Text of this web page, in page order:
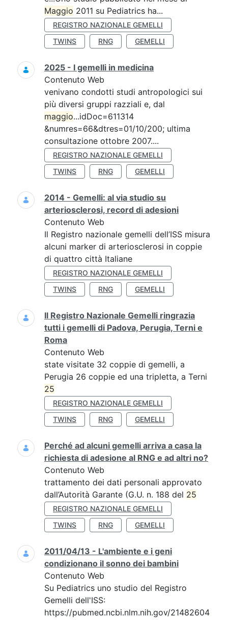
Maggio 2011 su Pediatrics ha...
REGISTRO NAZIONALE GEMELLI
TWINS
RNG GEMELLI
2025 - I gemelli in medicina
Contenuto Web
venivano condotti studi antropologici sui
più diversi gruppi razziali e, dal
maggio...idDoc=611314
&numres=66&dtres=01/10/200; ultima
consultazione ottobre 2007....
REGISTRO NAZIONALE GEMELLI
TWINS
RNG GEMELLI
2014 - Gemelli: al via studio su
arteriosclerosi, record di adesioni
Contenuto Web
Il Registro nazionale gemelli dell’ISS misura
alcuni marker di arteriosclerosi in coppie
di quattro città Italiane
REGISTRO NAZIONALE GEMELLI
TWINS
RNG GEMELLI
Il Registro Nazionale Gemelli ringrazia
tutti i gemelli di Padova, Perugia, Terni e
Roma
Contenuto Web
state visitate 32 coppie di gemelli, a
Perugia 26 coppie ed una tripletta, a Terni
25
REGISTRO NAZIONALE GEMELLI
TWINS
RNG GEMELLI
Perché ad alcuni gemelli arriva a casa la
richiesta di adesione al RNG e ad altri no?
Contenuto Web
trattamento dei dati personali approvato
dall’Autorità Garante (G.U. n. 188 del 25
REGISTRO NAZIONALE GEMELLI
TWINS
RNG GEMELLI
2011/04/13 - L'ambiente e i geni
condizionano il sonno dei bambini
Contenuto Web
Su Pediatrics uno studio del Registro
Gemelli dell'ISS:
https://pubmed.ncbi.nlm.nih.gov/21482604